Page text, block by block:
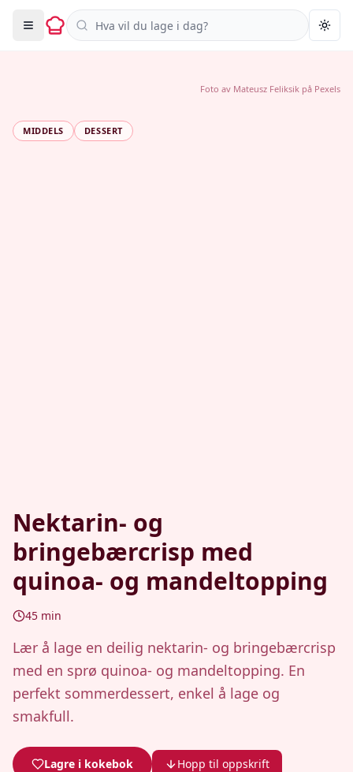
Søk i oppskrifter
MIDDELS DESSERT
Nektarin- og
bringebærcrisp med
quinoa- og mandeltopping
45 min
Lær å lage en deilig nektarin- og bringebærcrisp
med en sprø quinoa- og mandeltopping. En
perfekt sommerdessert, enkel å lage og
smakfull.
Lagre i kokebok Hopp til oppskrift
Foto av Mateusz Feliksik på Pexels